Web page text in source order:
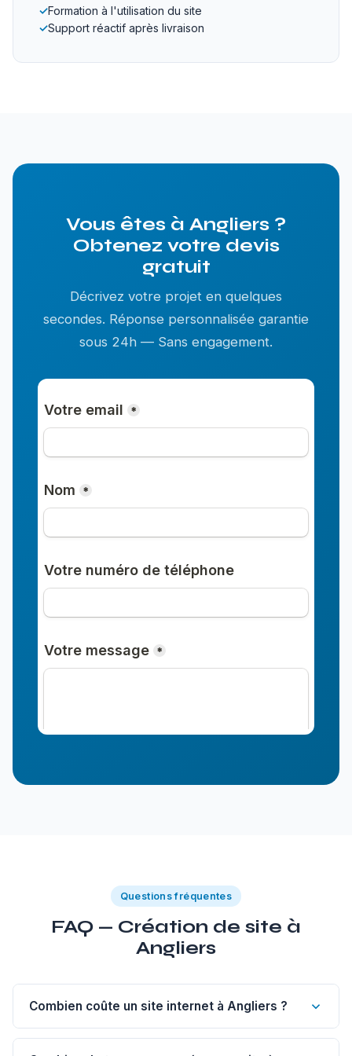
✓Formation à l'utilisation du site
✓Support réactif après livraison
Vous êtes à Angliers ?
Obtenez votre devis
gratuit
Décrivez votre projet en quelques
secondes. Réponse personnalisée garantie
sous 24h — Sans engagement.
Questions fréquentes
FAQ — Création de site à
Angliers
Combien coûte un site internet à Angliers ?
Un site vitrine de 1 à 5 pages à Angliers commence à 1